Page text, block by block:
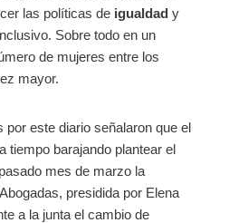
las políticas de igualdad y
Sobre todo en un
de mujeres entre los
mayor.
por este diario señalaron que el
tiempo barajando plantear el
mes de marzo la
presidida por Elena
a la junta el cambio de